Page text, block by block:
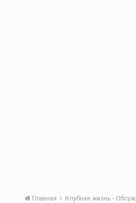
Главная Клубная жизнь -